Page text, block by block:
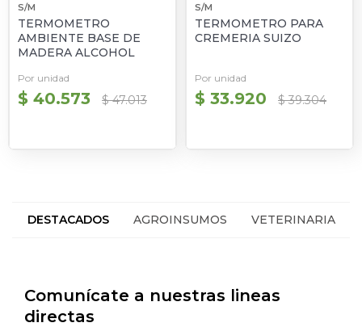
S/M
TERMOMETRO
AMBIENTE BASE DE
MADERA ALCOHOL
Por unidad
$ 40.573 $ 47.013
S/M
TERMOMETRO PARA
CREMERIA SUIZO
Por unidad
$ 33.920 $ 39.304
DESTACADOS AGROINSUMOS VETERINARIA
Comunícate a nuestras lineas
directas